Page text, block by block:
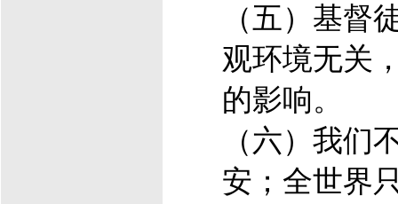
（五） 基督
观环境无关
的影响。
（六）我们
安；全世界